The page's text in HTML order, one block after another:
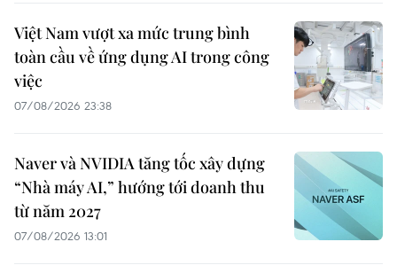
Việt Nam vượt xa mức trung bình
toàn cầu về ứng dụng AI trong công
việc
07/08/2026 23:38
Naver và NVIDIA tăng tốc xây dựng
“Nhà máy AI,” hướng tới doanh thu
từ năm 2027
07/08/2026 13:01